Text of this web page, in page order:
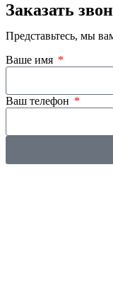
Заказать
Представьтесь, мы
Ваше имя
Ваш телефон